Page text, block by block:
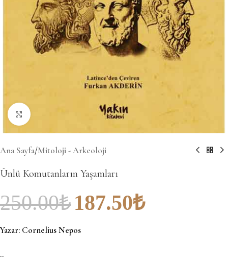
Büyütmek için tıklayın
Ana Sayfa/Mitoloji - Arkeoloji
Ünlü Komutanların Yaşamları
250.00₺187.50₺
Yazar: Cornelius Nepos
..